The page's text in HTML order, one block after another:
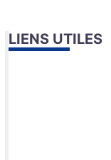
LIENS UTILES